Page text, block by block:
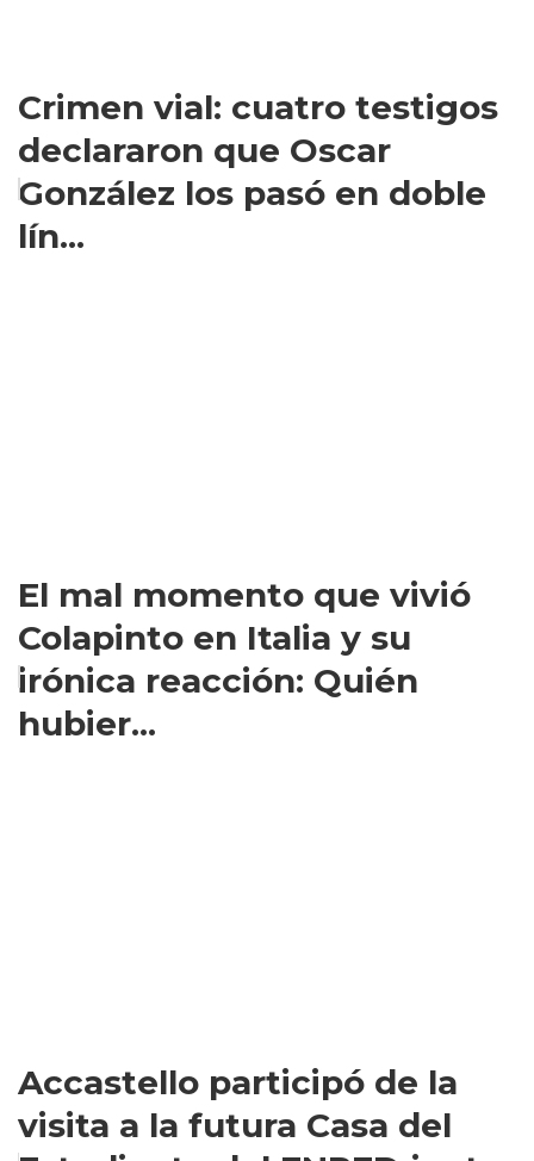
Crimen vial: cuatro testigos
declararon que Oscar
González los pasó en doble
lín...
El mal momento que vivió
Colapinto en Italia y su
irónica reacción: Quién
hubier...
Accastello participó de la
visita a la futura Casa del